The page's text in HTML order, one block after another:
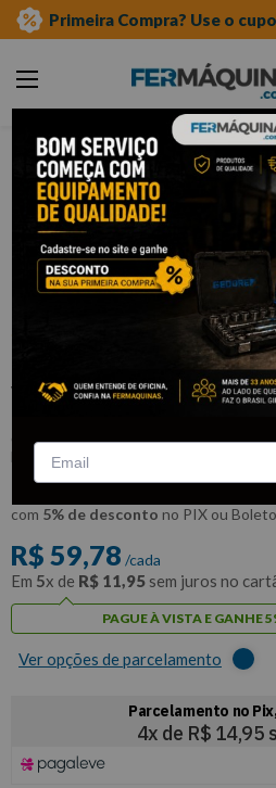
Primeira Compra? Use o
auto elétrica
cabos para bateria
Cabo de Bateria
WESTERN
:W783
WESTERN
R$56,79
com 5% de desconto no PIX ou Boleto
R$ 59,78 /cada
Em 5x de R$ 11,95 sem juros no
PAGUE À VISTA E GANHE
Ver opções de parcelamento